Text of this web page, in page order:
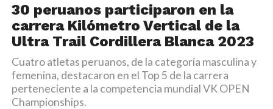
30 peruanos participaron en la
carrera Kilómetro Vertical de la
Ultra Trail Cordillera Blanca 2023
Cuatro atletas peruanos, de la categoría masculina y
femenina, destacaron en el Top 5 de la carrera
perteneciente a la competencia mundial VK OPEN
Championships.